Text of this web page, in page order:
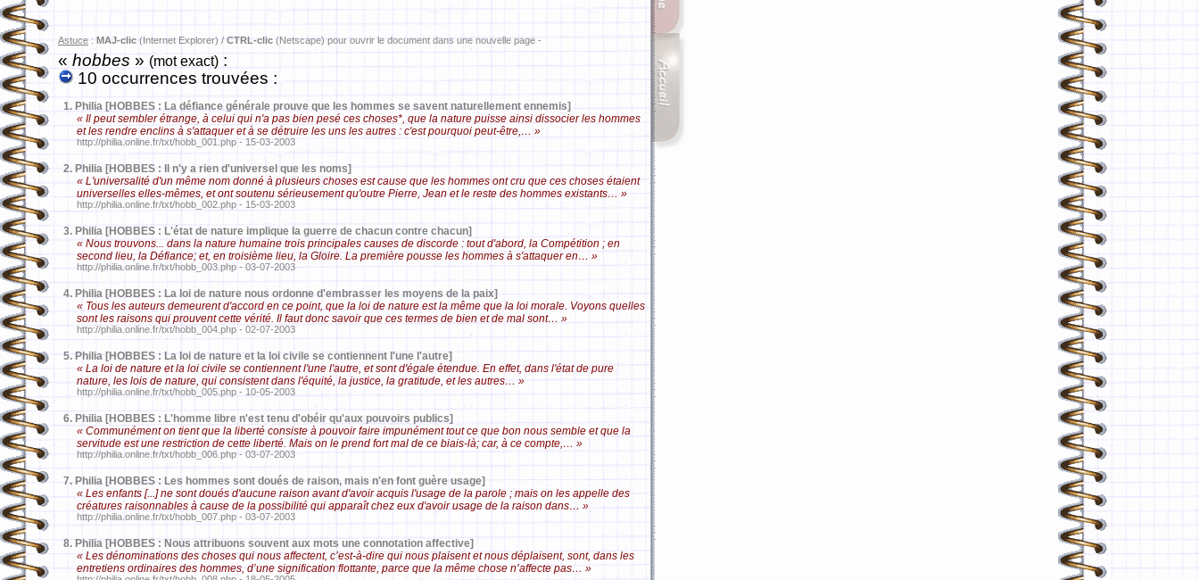
Astuce : MAJ-clic (Internet Explorer) / CTRL-clic (Netscape) pour ouvrir le document dans une nouvelle page -
«hobbes »(mot exact) :
10 occurrences trouvées :
1. Philia [HOBBES : La défiance générale prouve que les hommes se savent naturellement ennemis]
« Il peut sembler étrange, à celui qui n'a pas bien pesé ces choses*, que la nature puisse ainsi dissocier les hommes
et les rendre enclins à s'attaquer et à se détruire les uns les autres : c'est pourquoi peut-être,… »
http://philia.online.fr/txt/hobb_001.php - 15-03-2003
2. Philia [HOBBES : Il n'y a rien d'universel que les noms]
« L'universalité d'un même nom donné à plusieurs choses est cause que les hommes ont cru que ces choses étaient
universelles elles-mêmes, et ont soutenu sérieusement qu'outre Pierre, Jean et le reste des hommes existants… »
http://philia.online.fr/txt/hobb_002.php - 15-03-2003
3. Philia [HOBBES : L'état de nature implique la guerre de chacun contre chacun]
« Nous trouvons... dans la nature humaine trois principales causes de discorde : tout d'abord, la Compétition ; en
second lieu, la Défiance; et, en troisième lieu, la Gloire. La première pousse les hommes à s'attaquer en… »
http://philia.online.fr/txt/hobb_003.php - 03-07-2003
4. Philia [HOBBES : La loi de nature nous ordonne d'embrasser les moyens de la paix]
« Tous les auteurs demeurent d'accord en ce point, que la loi de nature est la même que la loi morale. Voyons quelles
sont les raisons qui prouvent cette vérité. Il faut donc savoir que ces termes de bien et de mal sont… »
http://philia.online.fr/txt/hobb_004.php - 02-07-2003
5. Philia [HOBBES : La loi de nature et la loi civile se contiennent l'une l'autre]
« La loi de nature et la loi civile se contiennent l'une l'autre, et sont d'égale étendue. En effet, dans l'état de pure
nature, les lois de nature, qui consistent dans l'équité, la justice, la gratitude, et les autres… »
http://philia.online.fr/txt/hobb_005.php - 10-05-2003
6. Philia [HOBBES : L'homme libre n'est tenu d'obéir qu'aux pouvoirs publics]
« Communément on tient que la liberté consiste à pouvoir faire impunément tout ce que bon nous semble et que la
servitude est une restriction de cette liberté. Mais on le prend fort mal de ce biais-là; car, à ce compte,… »
http://philia.online.fr/txt/hobb_006.php - 03-07-2003
7. Philia [HOBBES : Les hommes sont doués de raison, mais n'en font guère usage]
« Les enfants [...] ne sont doués d'aucune raison avant d'avoir acquis l'usage de la parole ; mais on les appelle des
créatures raisonnables à cause de la possibilité qui apparaît chez eux d'avoir usage de la raison dans… »
http://philia.online.fr/txt/hobb_007.php - 03-07-2003
8. Philia [HOBBES : Nous attribuons souvent aux mots une connotation affective]
« Les dénominations des choses qui nous affectent, c’est-à-dire qui nous plaisent et nous déplaisent, sont, dans les
entretiens ordinaires des hommes, d’une signification flottante, parce que la même chose n’affecte pas… »